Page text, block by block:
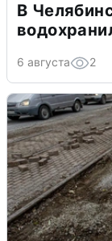
В
6 августа 2